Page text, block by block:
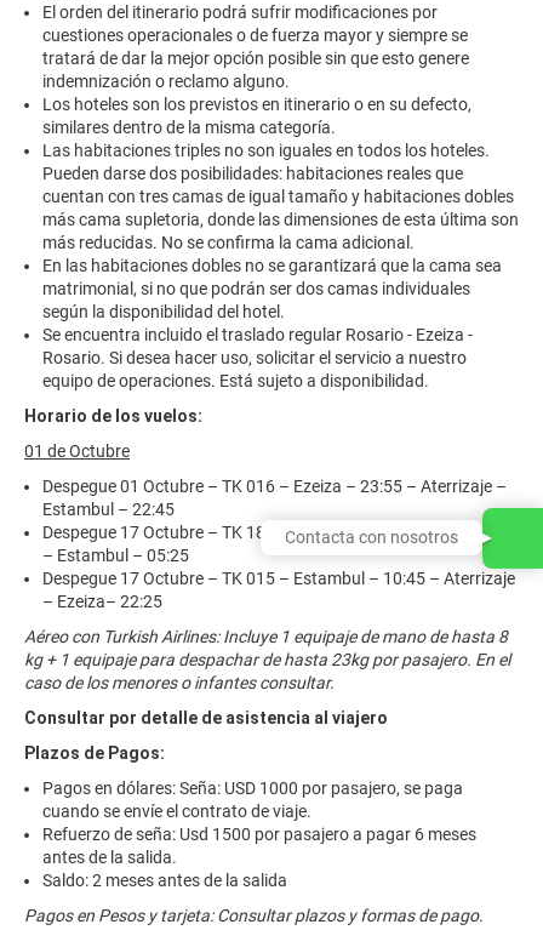
El orden del itinerario podrá sufrir modificaciones por
cuestiones operacionales o de fuerza mayor y siempre se
tratará de dar la mejor opción posible sin que esto genere
indemnización o reclamo alguno.
Los hoteles son los previstos en itinerario o en su defecto,
similares dentro de la misma categoría.
Las habitaciones triples no son iguales en todos los hoteles.
Pueden darse dos posibilidades: habitaciones reales que
cuentan con tres camas de igual tamaño y habitaciones dobles
más cama supletoria, donde las dimensiones de esta última son
más reducidas. No se confirma la cama adicional.
En las habitaciones dobles no se garantizará que la cama sea
matrimonial, si no que podrán ser dos camas individuales
según la disponibilidad del hotel.
Se encuentra incluido el traslado regular Rosario - Ezeiza -
Rosario. Si desea hacer uso, solicitar el servicio a nuestro
equipo de operaciones. Está sujeto a disponibilidad.
Horario de los vuelos:
01 de Octubre
Despegue 01 Octubre – TK 016 – Ezeiza – 23:55 – Aterrizaje –
Estambul – 22:45
Despegue 17 Octubre – TK 1842 – Athenas – 03:55 – Aterrizaje
– Estambul – 05:25
Despegue 17 Octubre – TK 015 – Estambul – 10:45 – Aterrizaje
– Ezeiza– 22:25
Aéreo con Turkish Airlines: Incluye 1 equipaje de mano de hasta 8
kg + 1 equipaje para despachar de hasta 23kg por pasajero. En el
caso de los menores o infantes consultar.
Consultar por detalle de asistencia al viajero
Plazos de Pagos:
Pagos en dólares: Seña: USD 1000 por pasajero, se paga
cuando se envíe el contrato de viaje.
Refuerzo de seña: Usd 1500 por pasajero a pagar 6 meses
antes de la salida.
Saldo: 2 meses antes de la salida
Pagos en Pesos y tarjeta: Consultar plazos y formas de pago.
Contacta con nosotros